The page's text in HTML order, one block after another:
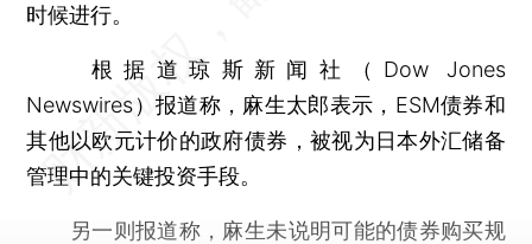
时候进行。
根据道琼斯新闻社（Dow Jones
Newswires）报道称，麻生太郎表示，ESM债券和
其他以欧元计价的政府债券，被视为日本外汇储备
管理中的关键投资手段。
另一则报道称，麻生未说明可能的债券购买规